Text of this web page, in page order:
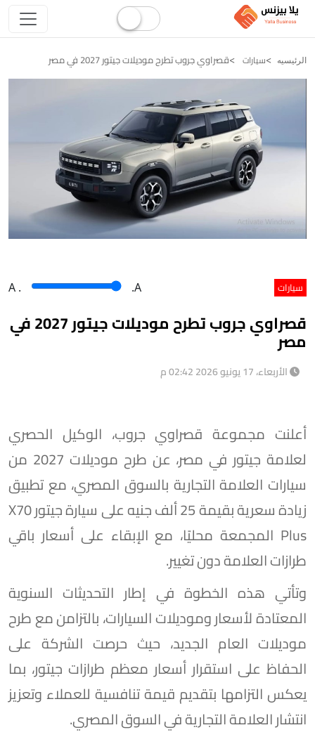
الرئيسيه سيارات قصراوي جروب تطرح موديلات جيتور 2027 في مصر
سيارات A . .A
قصراوي جروب تطرح موديلات جيتور 2027 في
مصر
الأربعاء، 17 يونيو 2026 02:42 م
أعلنت مجموعة قصراوي جروب، الوكيل الحصري
لعلامة جيتور في مصر، عن طرح موديلات 2027 من
سيارات العلامة التجارية بالسوق المصري، مع تطبيق
زيادة سعرية بقيمة 25 ألف جنيه على سيارة جيتور X70
Plus المجمعة محليًا، مع الإبقاء على أسعار باقي
طرازات العلامة دون تغيير.
وتأتي هذه الخطوة في إطار التحديثات السنوية
المعتادة لأسعار وموديلات السيارات، بالتزامن مع طرح
موديلات العام الجديد، حيث حرصت الشركة على
الحفاظ على استقرار أسعار معظم طرازات جيتور، بما
يعكس التزامها بتقديم قيمة تنافسية للعملاء وتعزيز
انتشار العلامة التجارية في السوق المصري.